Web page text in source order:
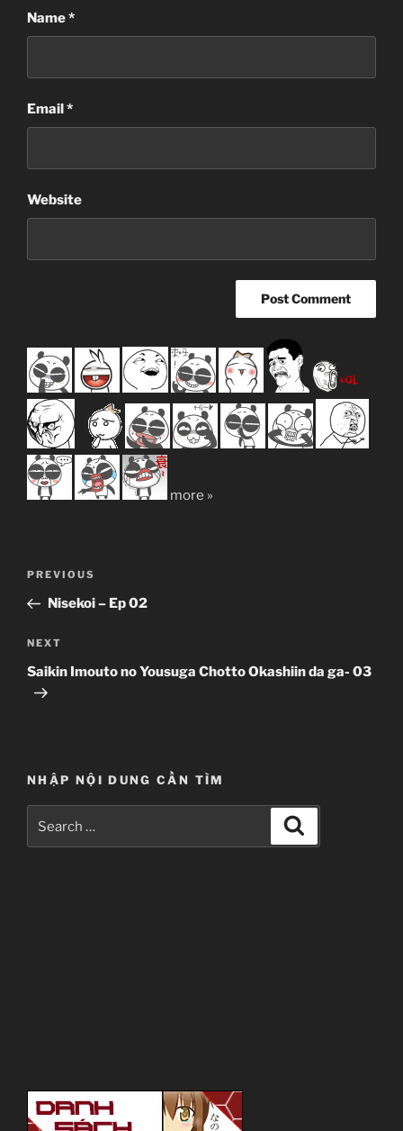
Name*
Email*
Website
more »
Previous
Post
PREVIOUS
Nisekoi – Ep 02
Next
Post
NEXT
Saikin Imouto no Yousuga Chotto Okashiin da ga- 03
NHẬP NỘI DUNG CẦN TÌM
for: